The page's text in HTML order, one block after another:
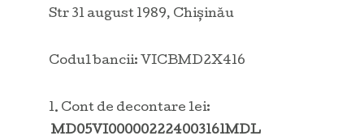
Str 31 august 1989, Chișinău
Codul bancii: VICBMD2X416
Cont de decontare lei:
MD05VI000002224003161MDL